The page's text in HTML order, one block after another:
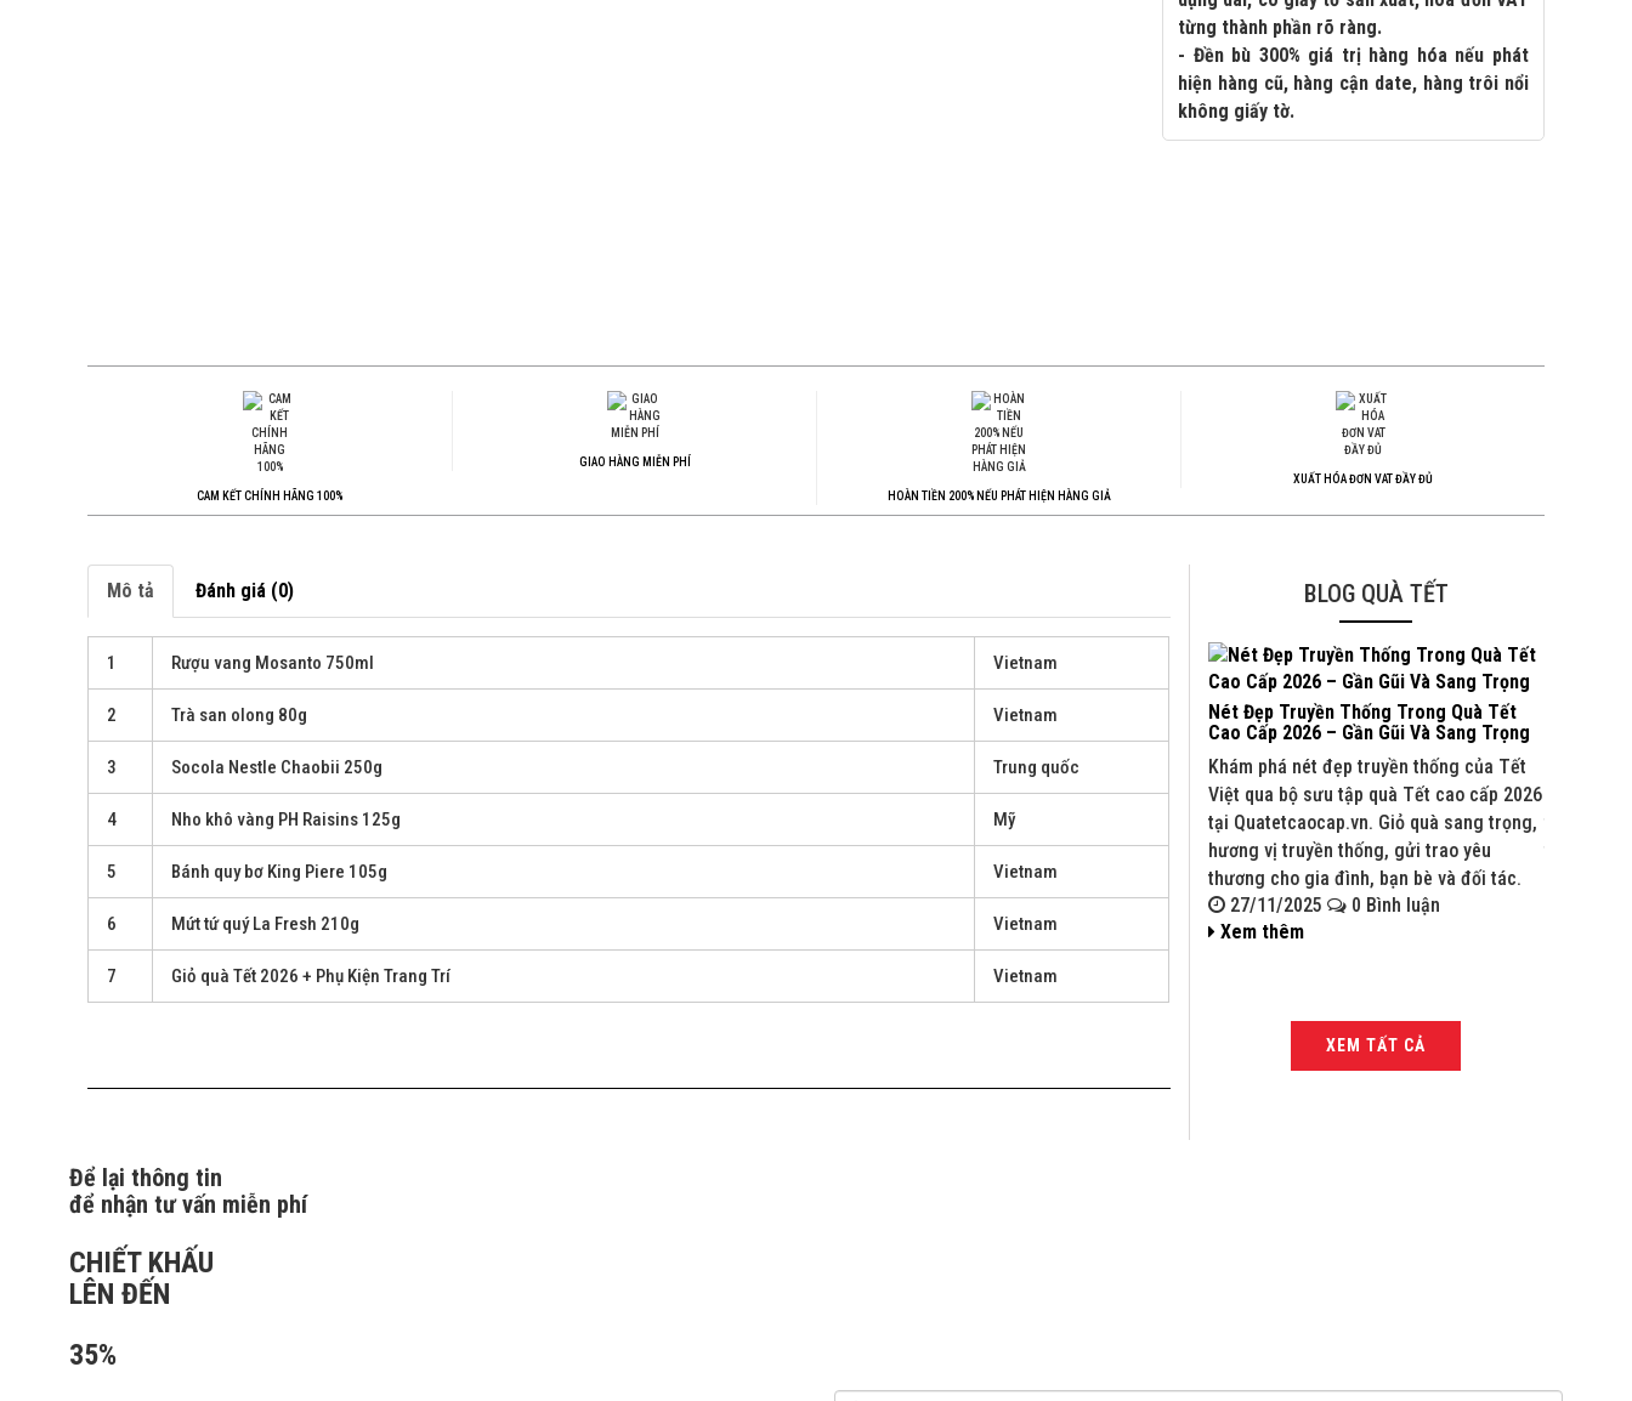
từng thành phần rõ ràng.
- Đền bù 300% giá trị hàng hóa nếu phát
hiện hàng cũ, hàng cận date, hàng trôi nổi
không giấy tờ.
CAM KẾT CHÍNH HÃNG 100%
GIAO HÀNG MIỄN PHÍ
HOÀN TIỀN 200% NẾU PHÁT HIỆN HÀNG GIẢ
XUẤT HÓA ĐƠN VAT ĐẦY ĐỦ
Mô tả Đánh giá (0)
1 Rượu vang Mosanto 750ml Vietnam
2 Trà san olong 80g Vietnam
3 Socola Nestle Chaobii 250g Trung quốc
4 Nho khô vàng PH Raisins 125g Mỹ
5 Bánh quy bơ King Piere 105g Vietnam
6 Mứt tứ quý La Fresh 210g Vietnam
7 Giỏ quà Tết 2026 + Phụ Kiện Trang Trí Vietnam
BLOG QUÀ TẾT
Nét Đẹp Truyền Thống Trong Quà Tết
Cao Cấp 2026 – Gần Gũi Và Sang Trọng
Khám phá nét đẹp truyền thống của Tết
Việt qua bộ sưu tập quà Tết cao cấp 2026
tại Quatetcaocap.vn. Giỏ quà sang trọng,
hương vị truyền thống, gửi trao yêu
thương cho gia đình, bạn bè và đối tác.
27/11/2025
0 Bình luận
Xem thêm
XEM TẤT CẢ
Để lại thông tin
để nhận tư vấn miễn phí
CHIẾT KHẤU
LÊN ĐẾN
35%